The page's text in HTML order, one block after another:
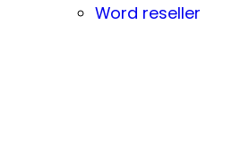
Word reseller